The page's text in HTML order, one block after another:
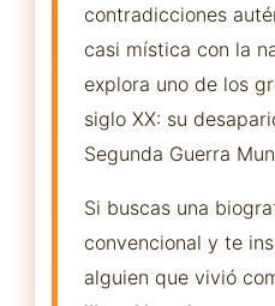
contradicciones
casi mística con la
explora uno de los
siglo XX: su
Segunda Guerra
Si buscas una
convencional y te
alguien que vivió